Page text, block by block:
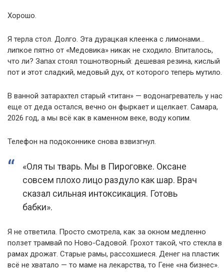
Хорошо.
Я терла стол. Долго. Эта дурацкая клеенка с лимонами…
липкое пятно от «Медовика» никак не сходило. Впиталось,
что ли? Запах стоял тошнотворный: дешевая резина, кислый
пот и этот сладкий, медовый дух, от которого теперь мутило.
В ванной затарахтел старый «титан» — водонагреватель у нас
еще от деда остался, вечно он фыркает и щелкает. Самара,
2026 год, а мы всё как в каменном веке, воду копим.
Телефон на подоконнике снова взвизгнул.
«Оля ты тварь. Мы в Пироговке. Оксане
совсем плохо лицо раздуло как шар. Врач
сказал сильная интоксикация. Готовь
бабки».
Я не ответила. Просто смотрела, как за окном медленно
ползет трамвай по Ново-Садовой. Грохот такой, что стекла в
рамах дрожат. Старые рамы, рассохшиеся. Денег на пластик
всё не хватало — то маме на лекарства, то Гене «на бизнес».